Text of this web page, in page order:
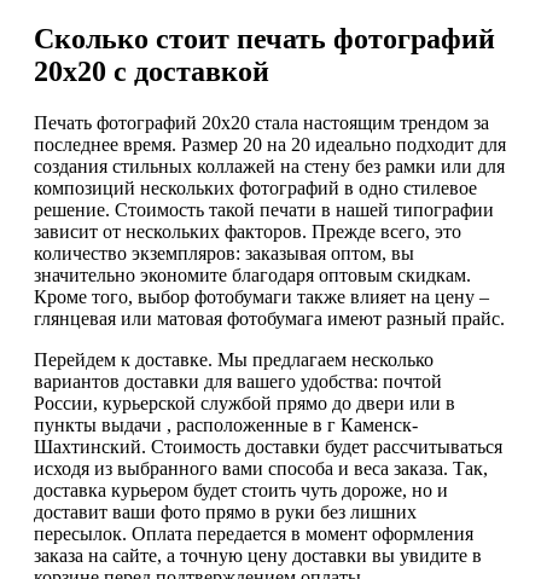
Сколько стоит печать фотографий
20х20 с доставкой
Печать фотографий 20х20 стала настоящим трендом за
последнее время. Размер 20 на 20 идеально подходит для
создания стильных коллажей на стену без рамки или для
композиций нескольких фотографий в одно стилевое
решение. Стоимость такой печати в нашей типографии
зависит от нескольких факторов. Прежде всего, это
количество экземпляров: заказывая оптом, вы
значительно экономите благодаря оптовым скидкам.
Кроме того, выбор фотобумаги также влияет на цену –
глянцевая или матовая фотобумага имеют разный прайс.
Перейдем к доставке. Мы предлагаем несколько
вариантов доставки для вашего удобства: почтой
России, курьерской службой прямо до двери или в
пункты выдачи , расположенные в г Каменск-
Шахтинский. Стоимость доставки будет рассчитываться
исходя из выбранного вами способа и веса заказа. Так,
доставка курьером будет стоить чуть дороже, но и
доставит ваши фото прямо в руки без лишних
пересылок. Оплата передается в момент оформления
заказа на сайте, а точную цену доставки вы увидите в